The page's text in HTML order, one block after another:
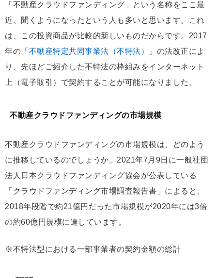
「不動産クラウドファンディング」という名称をここ最
近、聞くようになったという人も多いと思います。これ
は、この投資商品が比較的新しいものだからです。2017
年の「 不動産特定共同事業法（不特法）
」の法改正によ
り、先ほどご紹介した不特法の枠組みをインターネット
上（電子取引）で契約することが可能になりました。
不動産クラウドファンディングの市場規模
不動産クラウドファンディングの市場規模は、どのよう
に推移しているのでしょうか。2021年7月9日に一般社団
法人日本クラウドファンディング協会が公表している
「クラウドファンディング市場調査報告書」によると、
2018年段階で約21億円だった市場規模が2020年には3倍
の約60億円規模に達しています。
※不特法型における一部事業者の契約金額の総計